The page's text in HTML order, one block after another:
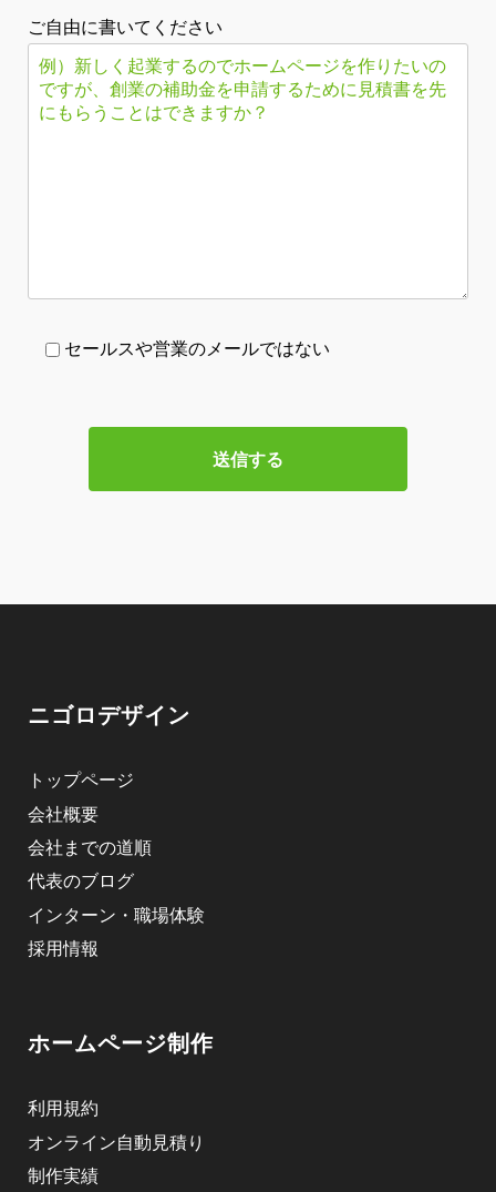
ご自由に書いてください
セールスや営業のメールではない
ニゴロデザイン
トップページ
会社概要
会社までの道順
代表のブログ
インターン・職場体験
採用情報
ホームページ制作
利用規約
オンライン自動見積り
制作実績